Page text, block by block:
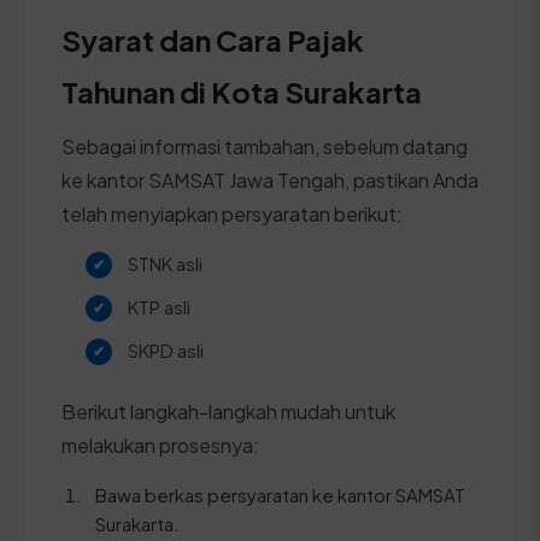
Syarat dan Cara Pajak
Tahunan di Kota Surakarta
Sebagai informasi tambahan, sebelum datang
ke kantor SAMSAT Jawa Tengah, pastikan Anda
telah menyiapkan persyaratan berikut:
STNK asli
KTP asli
SKPD asli
Berikut langkah-langkah mudah untuk
melakukan prosesnya:
Bawa berkas persyaratan ke kantor SAMSAT
Surakarta.